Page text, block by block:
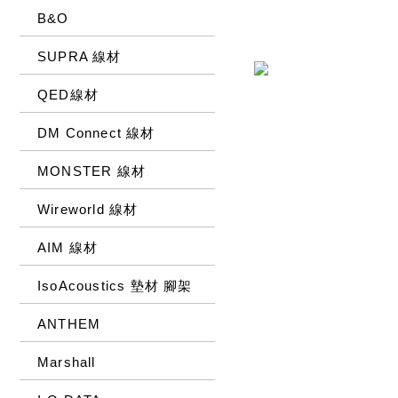
B&O
SUPRA 線材
QED線材
DM Connect 線材
MONSTER 線材
Wireworld 線材
AIM 線材
IsoAcoustics 墊材 腳架
ANTHEM
Marshall